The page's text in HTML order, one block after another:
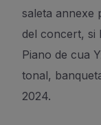
saleta annexe
del concert, si
Piano de cua
tonal,
2024.